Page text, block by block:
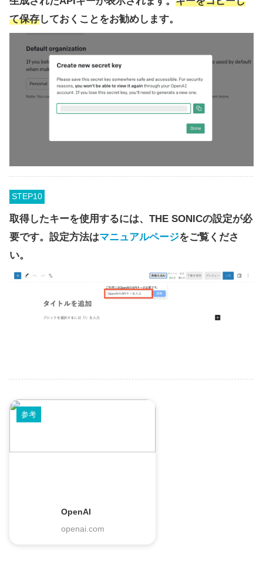
て保存しておくことをお勧めします。
STEP
取得したキーを使用するには、 THE SONICの設定が必
要です。設定方法はマニュアルページをご覧くださ
い。
参考
OpenAI
openai.com